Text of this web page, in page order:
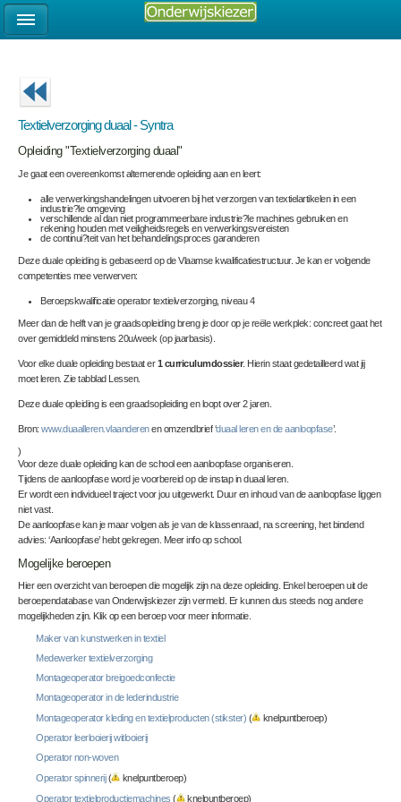
Textielverzorging duaal - Syntra
Opleiding "Textielverzorging duaal"
Je gaat een overeenkomst alternerende opleiding aan en leert:
alle verwerkingshandelingen uitvoeren bij het verzorgen van textielartikelen in een
industrie?le omgeving
verschillende al dan niet programmeerbare industrie?le machines gebruiken en
rekening houden met veiligheidsregels en verwerkingsvereisten
de continui?teit van het behandelingsproces garanderen
Deze duale opleiding is gebaseerd op de Vlaamse kwalificatiestructuur. Je kan er volgende
competenties mee verwerven:
Beroepskwalificatie operator textielverzorging, niveau 4
Meer dan de helft van je graadsopleiding breng je door op je reële werkplek: concreet gaat het
over gemiddeld minstens 20u/week (op jaarbasis).
Voor elke duale opleiding bestaat er1 curriculumdossier. Hierin staat gedetailleerd wat jij
moet leren. Zie tabblad Lessen.
Deze duale opleiding is een graadsopleiding en loopt over 2 jaren.
Bron: www.duaalleren.vlaanderenen omzendbrief ‘duaal leren en de aanloopfase’.
)
Voor deze duale opleiding kan de school een aanloopfase organiseren.
Tijdens de aanloopfase word je voorbereid op de instap in duaal leren.
Er wordt een individueel traject voor jou uitgewerkt. Duur en inhoud van de aanloopfase liggen
niet vast.
De aanloopfase kan je maar volgen als je van de klassenraad, na screening, het bindend
advies: ‘Aanloopfase’ hebt gekregen. Meer info op school.
Mogelijke beroepen
Hier een overzicht van beroepen die mogelijk zijn na deze opleiding. Enkel beroepen uit de
beroependatabase van Onderwijskiezer zijn vermeld. Er kunnen dus steeds nog andere
mogelijkheden zijn. Klik op een beroep voor meer informatie.
Maker van kunstwerken in textiel
Medewerker textielverzorging
Montageoperator breigoedconfectie
Montageoperator in de lederindustrie
Montageoperator kleding en textielproducten (stikster) (
knelpuntberoep)
Operator leerlooierij witlooierij
Operator non-woven
Operator spinnerij(
knelpuntberoep)
Operator textielproductiemachines ( knelpuntberoep)